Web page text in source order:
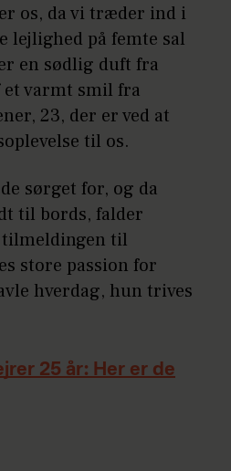
os, da vi træder ind i
lejlighed på femte sal
en sødlig duft fra
varmt smil fra
23, der er ved at
til os.
sørget for, og da
til bords, falder
til
store passion for
hverdag, hun trives
25 år: Her er de